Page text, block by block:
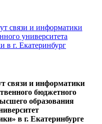
связи и информатики
бюджетного
образования
в г. Екатеринбурге